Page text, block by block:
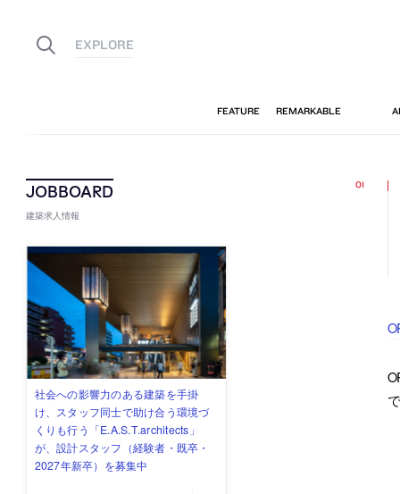
建築求人情報
古民家を軸に全国で“価値循環の仕組
み”を作り、リモートワーク主体の働
き方を実践する「株式会社つぎと」
が、設計スタッフ（経験者・既卒）
を募集中
リノベる株式会社が、設計パートナ
ー (業務委託) を募集中
社会への影響力のある建築を手掛
け、スタッフ同士で助け合う環境づ
くりも行う「E.A.S.T.architects」
が、設計スタッフ（経験者・既卒・
2027年新卒）を募集中
代官山を拠点に活動する「梅澤竜也 /
ALA INC.」が、設計スタッフ・アル
バイト・事務職を募集中
住宅や共同住宅などを手掛け、“合理
的でシンプルなデザイン”を志向する
「PANDA：山本浩三建築設計事務
所」が、設計スタッフ（経験者・既
卒・2027年新卒）を募集中